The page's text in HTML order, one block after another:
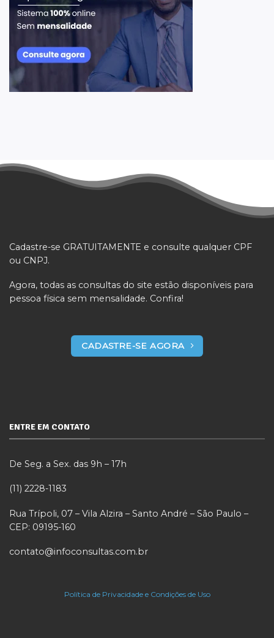
Cadastre-se GRATUITAMENTE e consulte qualquer CPF
ou CNPJ.
Agora, todas as consultas do site estão disponíveis para
pessoa física sem mensalidade. Confira!
CADASTRE-SE AGORA
ENTRE EM CONTATO
De Seg. a Sex. das 9h – 17h
(11) 2228-1183
Rua Trípoli, 07 – Vila Alzira – Santo André – São Paulo –
CEP: 09195-160
contato@infoconsultas.com.br
Política de Privacidade e Condições de Uso